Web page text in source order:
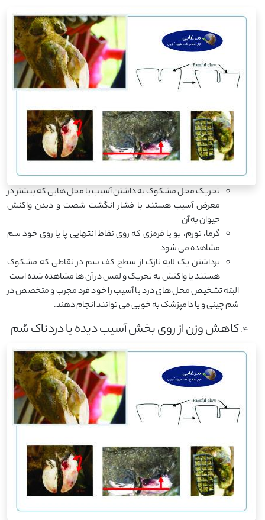
تحریک محل مشکوک به داشتن آسیب یا محل هایی که بیشتر در
معرض آسیب هستند با فشار انگشت شصت و دیدن واکنش
حیوان به آن
گرما، تورم، بو یا قرمزی که روی نقاط انتهایی پا یا روی خود سم
مشاهده می شود
برداشتن یک لایه نازک از سطح کف سم در نقاطی که مشکوک
هستند یا واکنش به تحریک و لمس در آن ها مشاهده شده است
البته تشخیص محل های درد یا آسیب را خود فرد مجرب و متخصص در
سُم چینی و یا دامپزشک به خوبی می توانند انجام دهند.
کاهش وزن از روی بخش آسیب دیده یا دردناک سُم